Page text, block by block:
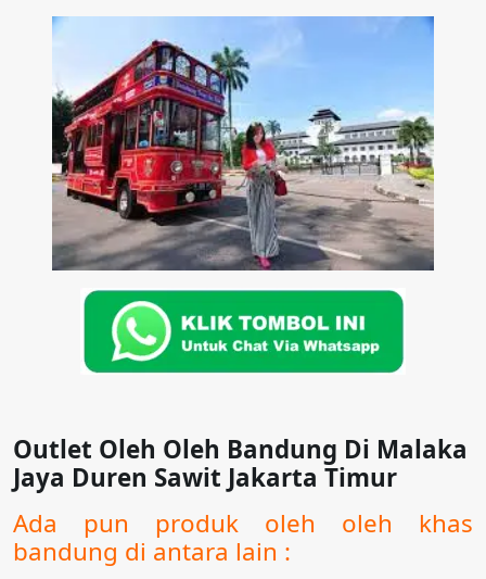
Outlet Oleh Oleh Bandung Di Malaka
Jaya Duren Sawit Jakarta Timur
Ada pun produk oleh oleh khas
bandung di antara lain :